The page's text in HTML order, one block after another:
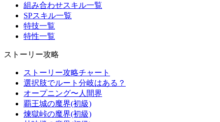
組み合わせスキル一覧
SPスキル一覧
特技一覧
特性一覧
ストーリー攻略
ストーリー攻略チャート
選択肢でルート分岐はある？
オープニング〜人間界
覇王城の魔界(初級)
煉獄峠の魔界(初級)